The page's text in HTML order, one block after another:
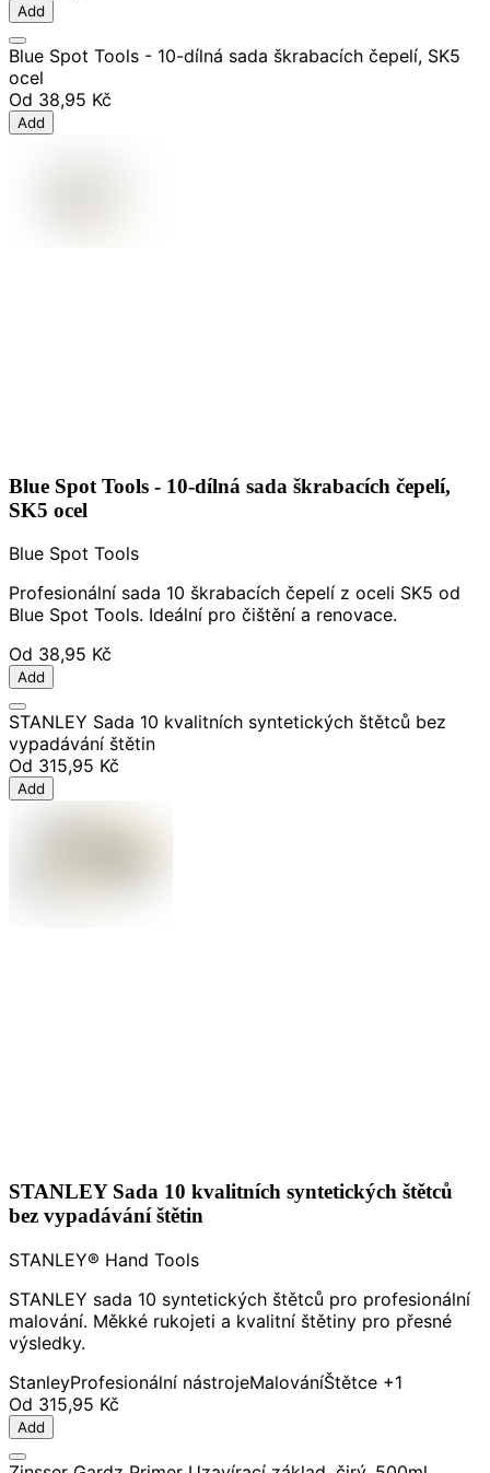
Add
Blue Spot Tools - 10-dílná sada škrabacích čepelí, SK5
ocel
Od 38,95 Kč
Add
Blue Spot Tools - 10-dílná sada škrabacích čepelí,
SK5 ocel
Blue Spot Tools
Profesionální sada 10 škrabacích čepelí z oceli SK5 od
Blue Spot Tools. Ideální pro čištění a renovace.
Od 38,95 Kč
Add
STANLEY Sada 10 kvalitních syntetických štětců bez
vypadávání štětin
Od 315,95 Kč
Add
STANLEY Sada 10 kvalitních syntetických štětců
bez vypadávání štětin
STANLEY® Hand Tools
STANLEY sada 10 syntetických štětců pro profesionální
malování. Měkké rukojeti a kvalitní štětiny pro přesné
výsledky.
StanleyProfesionální nástrojeMalováníŠtětce +1
Od 315,95 Kč
Add